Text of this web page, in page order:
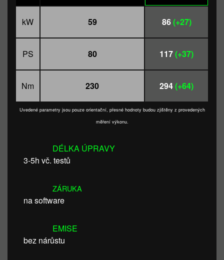
kW 59 86(+27)
PS 80 117(+37)
Nm 230 294(+64)
Uvedené parametry jsou pouze orientační, přesné hodnoty budou zjištěny z provedených
měření výkonu.
DÉLKA ÚPRAVY
3-5h vč. testů
ZÁRUKA
na software
EMISE
bez nárůstu